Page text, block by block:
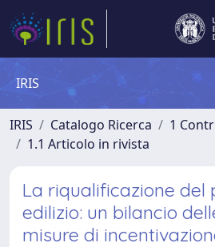
IRIS
IRIS Catalogo Ricerca
1
1.1 Articolo in rivista
La riqualificazione del
edilizio: un bilancio
misure di